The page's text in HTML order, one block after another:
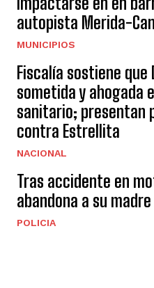
autopista Merida-
MUNICIPIOS
Fiscalía sostiene que
sometida y ahogada
sanitario; presentan
contra Estrellita
NACIONAL
Tras accidente en
abandona a su madre
POLICIA